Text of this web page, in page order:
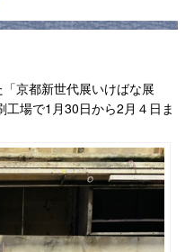
京都新世代展いけばな展
場で1月30日から2月４日ま